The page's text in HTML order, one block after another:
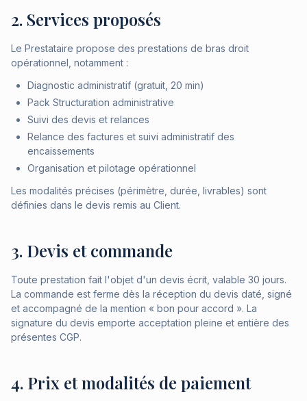
2. Services proposés
Le Prestataire propose des prestations de bras droit
opérationnel, notamment :
Diagnostic administratif (gratuit, 20 min)
Pack Structuration administrative
Suivi des devis et relances
Relance des factures et suivi administratif des
encaissements
Organisation et pilotage opérationnel
Les modalités précises (périmètre, durée, livrables) sont
définies dans le devis remis au Client.
3. Devis et commande
Toute prestation fait l'objet d'un devis écrit, valable 30 jours.
La commande est ferme dès la réception du devis daté, signé
et accompagné de la mention « bon pour accord ». La
signature du devis emporte acceptation pleine et entière des
présentes CGP.
4. Prix et modalités de paiement